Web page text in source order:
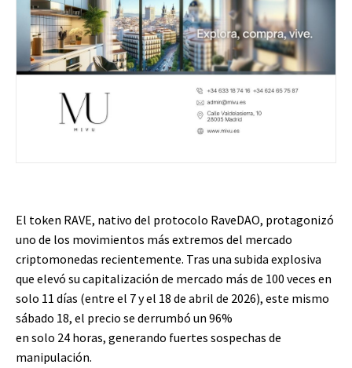
El token RAVE, nativo del protocolo RaveDAO, protagonizó
uno de los movimientos más extremos del mercado
criptomonedas recientemente. Tras una subida explosiva
que elevó su capitalización de mercado más de 100 veces en
solo 11 días (entre el 7 y el 18 de abril de 2026), este mismo
sábado 18, el precio se derrumbó un 96%
en solo 24 horas, generando fuertes sospechas de
manipulación.